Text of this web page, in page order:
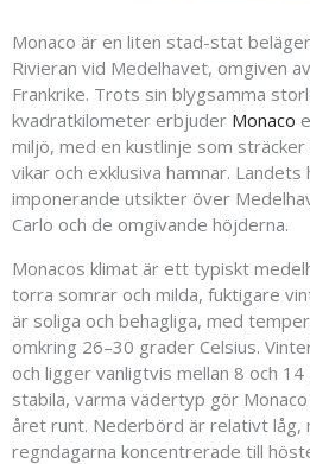
Monaco är en liten stad-stat
Rivieran vid Medelhavet, omgiven
Frankrike. Trots sin blygsamma
kvadratkilometer erbjuder Monaco
miljö, med en kustlinje som
vikar och exklusiva hamnar.
imponerande utsikter över
Carlo och de omgivande höjderna.
Monacos klimat är ett typiskt
torra somrar och milda, fuktigare
är soliga och behagliga, med
omkring 26–30 grader Celsius.
och ligger vanligtvis mellan 8 och
stabila, varma vädertyp gör
året runt. Nederbörd är relativt låg,
regndagarna koncentrerade till